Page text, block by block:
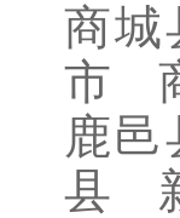
商
市
鹿
县